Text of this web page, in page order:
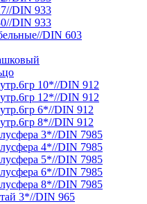
DIN 933
DIN 933
DIN 603
10*//DIN 912
12*//DIN 912
6*//DIN 912
8*//DIN 912
3*//DIN 7985
4*//DIN 7985
5*//DIN 7985
6*//DIN 7985
8*//DIN 7985
3*//DIN 965